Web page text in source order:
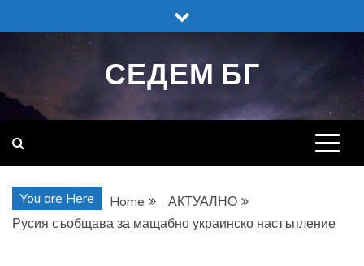
to
СЕДЕМ БГ
You are Here Home
АКТУАЛНО
Русия съобщава за мащабно украинско настъпление